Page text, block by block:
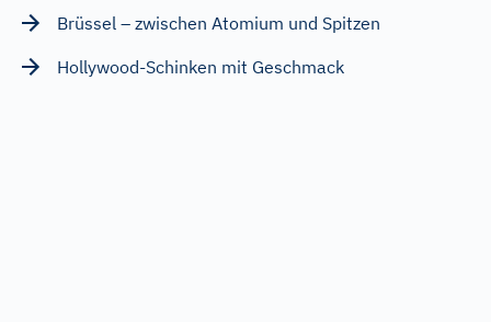
Brüssel – zwischen Atomium und Spitzen
Hollywood-Schinken mit Geschmack